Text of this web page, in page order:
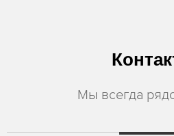
Мы всегда